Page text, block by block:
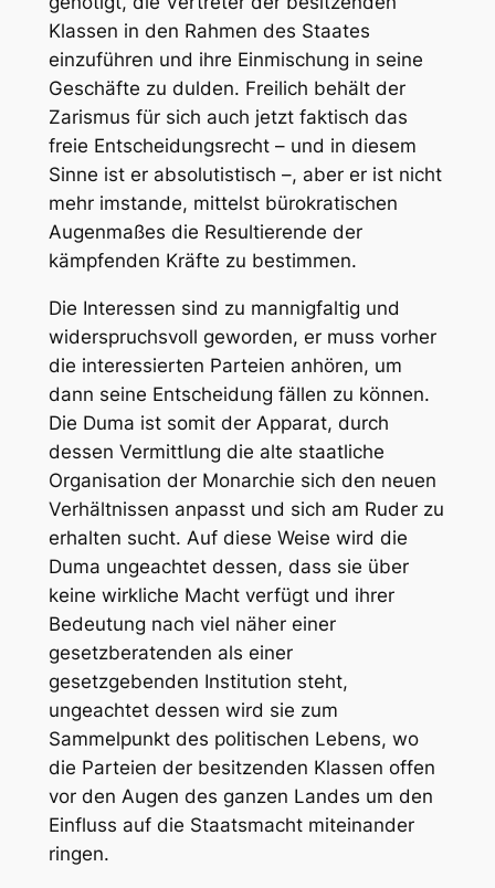
Klassen in den Rahmen des Staates
einzuführen und ihre Einmischung in seine
Geschäfte zu dulden. Freilich behält der
Zarismus für sich auch jetzt faktisch das
freie Entscheidungsrecht – und in diesem
Sinne ist er absolutistisch –, aber er ist nicht
mehr imstande, mittelst bürokratischen
Augenmaßes die Resultierende der
kämpfenden Kräfte zu bestimmen.
Die Interessen sind zu mannigfaltig und
widerspruchsvoll geworden, er muss vorher
die interessierten Parteien anhören, um
dann seine Entscheidung fällen zu können.
Die Duma ist somit der Apparat, durch
dessen Vermittlung die alte staatliche
Organisation der Monarchie sich den neuen
Verhältnissen anpasst und sich am Ruder zu
erhalten sucht. Auf diese Weise wird die
Duma ungeachtet dessen, dass sie über
keine wirkliche Macht verfügt und ihrer
Bedeutung nach viel näher einer
gesetzberatenden als einer
gesetzgebenden Institution steht,
ungeachtet dessen wird sie zum
Sammelpunkt des politischen Lebens, wo
die Parteien der besitzenden Klassen offen
vor den Augen des ganzen Landes um den
Einfluss auf die Staatsmacht miteinander
ringen.